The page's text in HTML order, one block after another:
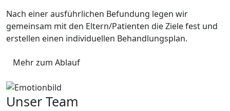
Nach einer ausführlichen Befundung legen wir
gemeinsam mit den Eltern/Patienten die Ziele fest und
erstellen einen individuellen Behandlungsplan.
Mehr zum Ablauf
Unser Team